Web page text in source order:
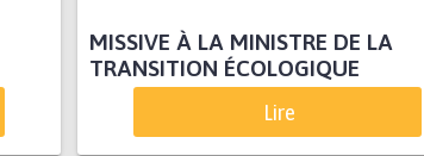
MISSIVE À LA MINISTRE DE LA
TRANSITION ÉCOLOGIQUE
Lire